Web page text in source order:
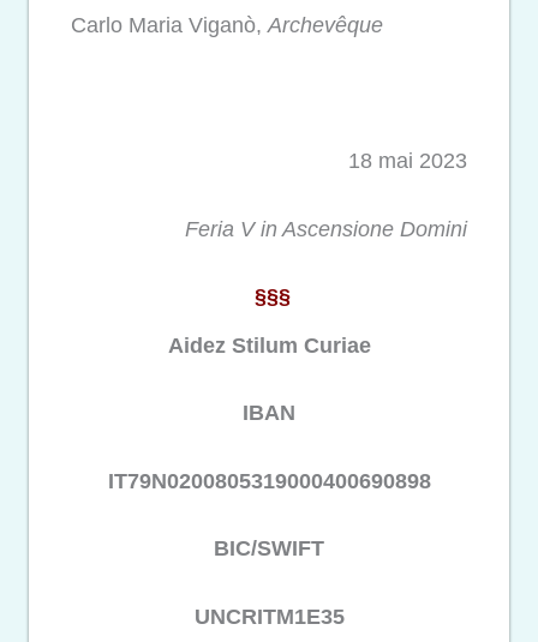
Carlo Maria Viganò,Archevêque
18 mai 2023
Feria V in Ascensione Domini
§§§
Aidez Stilum Curiae
IBAN
IT79N0200805319000400690898
BIC/SWIFT
UNCRITM1E35